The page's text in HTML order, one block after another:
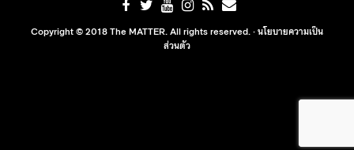
Copyright © 2018 The MATTER. All rights reserved. ·นโยบายความเป็น
ส่วนตัว